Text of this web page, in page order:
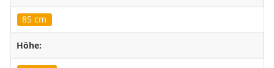
85 cm
Höhe: